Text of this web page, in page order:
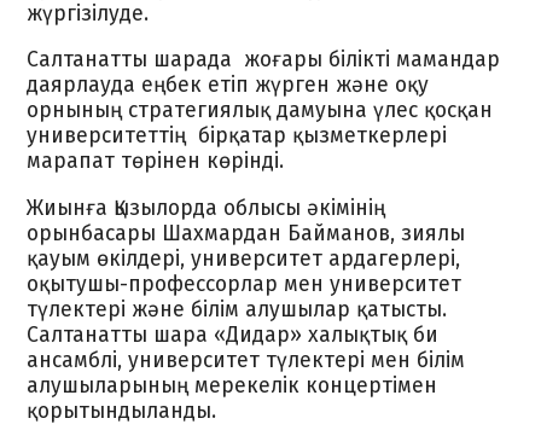
жүргізілуде.
Салтанатты шарада жоғары білікті мамандар
даярлауда еңбек етіп жүрген және оқу
орнының стратегиялық дамуына үлес қосқан
университеттің бірқатар қызметкерлері
марапат төрінен көрінді.
Жиынға Қызылорда облысы әкімінің
орынбасары Шахмардан Байманов, зиялы
қауым өкілдері, университет ардагерлері,
оқытушы-профессорлар мен университет
түлектері және білім алушылар қатысты.
Салтанатты шара «Дидар» халықтық би
ансамблі, университет түлектері мен білім
алушыларының мерекелік концертімен
қорытындыланды.